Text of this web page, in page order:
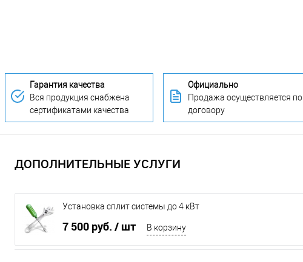
Гарантия качества
Вся продукция снабжена
сертификатами качества
Официально
Продажа осуществляется по
договору
ДОПОЛНИТЕЛЬНЫЕ УСЛУГИ
Установка сплит системы до 4 кВт
7 500 руб. / шт В корзину